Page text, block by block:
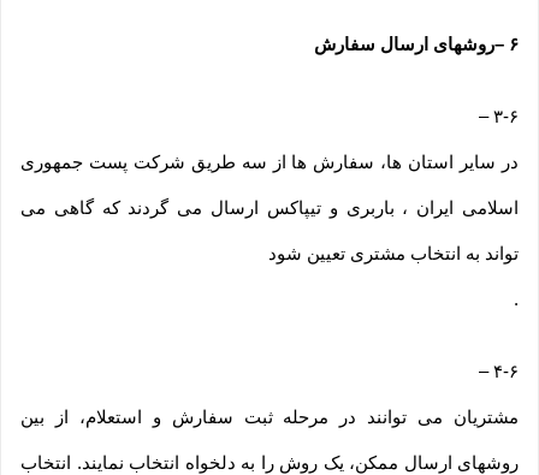
۶ –روشهای ارسال سفارش
۳-۶–
در سایر استان ها، سفارش ها از سه طریق شرکت پست جمهوری
اسلامی ایران ، باربری و تیپاکس ارسال می گردند که گاهی می
تواند به انتخاب مشتری تعیین شود
.
۴-۶–
مشتریان می توانند در مرحله ثبت سفارش و استعلام، از بین
روشهای ارسال ممکن، یک روش را به دلخواه انتخاب نمایند. انتخاب